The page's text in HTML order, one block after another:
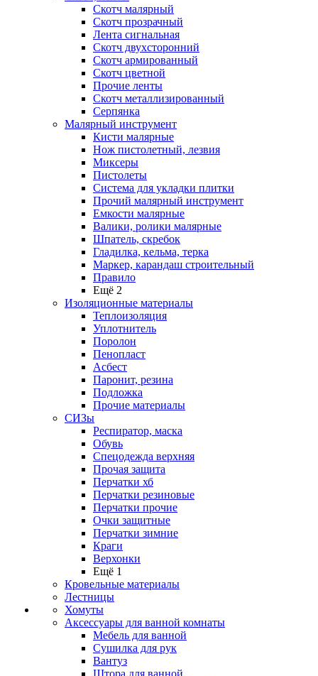
Скотч малярный
Скотч прозрачный
Лента сигнальная
Скотч двухсторонний
Скотч армированный
Скотч цветной
Прочие ленты
Скотч металлизированный
Серпянка
Малярный инструмент
Кисти малярные
Нож пистолетный, лезвия
Миксеры
Пистолеты
Система для укладки плитки
Прочий малярный инструмент
Емкости малярные
Валики, ролики малярные
Шпатель, скребок
Гладилка, кельма, терка
Маркер, карандаш строительный
Правило
Ещё 2
Изоляционные материалы
Теплоизоляция
Уплотнитель
Поролон
Пенопласт
Асбест
Паронит, резина
Подложка
Прочие материалы
СИЗы
Респиратор, маска
Обувь
Спецодежда верхняя
Прочая защита
Перчатки хб
Перчатки резиновые
Перчатки прочие
Очки защитные
Перчатки зимние
Краги
Верхонки
Ещё 1
Кровельные материалы
Лестницы
Хомуты
Аксессуары для ванной комнаты
Мебель для ванной
Сушилка для рук
Вантуз
Штора для ванной